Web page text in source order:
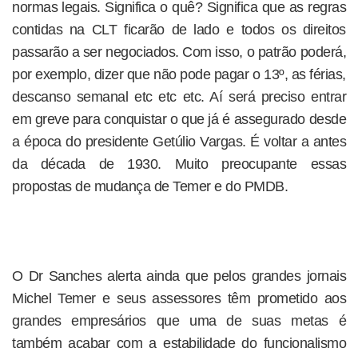
normas legais. Significa o quê? Significa que as regras
contidas na CLT ficarão de lado e todos os direitos
passarão a ser negociados. Com isso, o patrão poderá,
por exemplo, dizer que não pode pagar o 13º, as férias,
descanso semanal etc etc etc. Aí será preciso entrar
em greve para conquistar o que já é assegurado desde
a época do presidente Getúlio Vargas. É voltar a antes
da década de 1930. Muito preocupante essas
propostas de mudança de Temer e do PMDB.
O Dr Sanches alerta ainda que pelos grandes jornais
Michel Temer e seus assessores têm prometido aos
grandes empresários que uma de suas metas é
também acabar com a estabilidade do funcionalismo